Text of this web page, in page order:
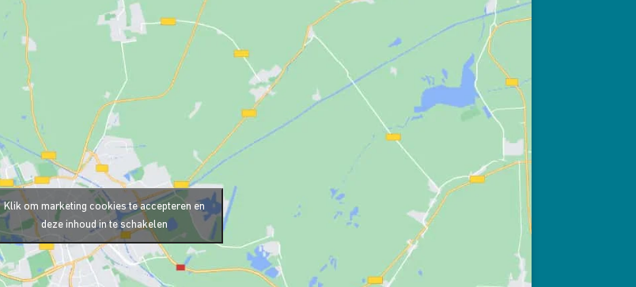
Klik om marketing cookies te accepteren en
deze inhoud in te schakelen